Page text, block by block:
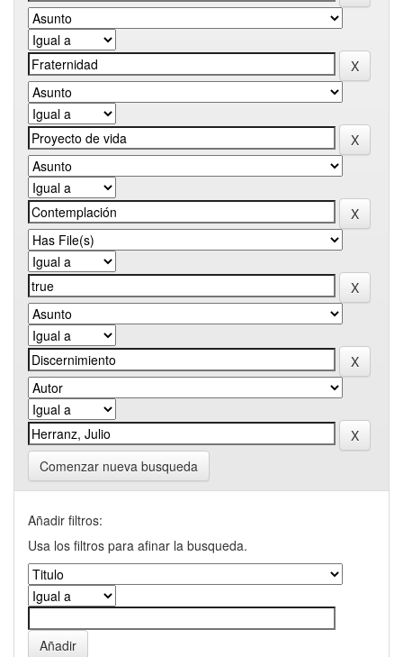
Comenzar nueva busqueda
Añadir filtros:
Usa los filtros para afinar la busqueda.